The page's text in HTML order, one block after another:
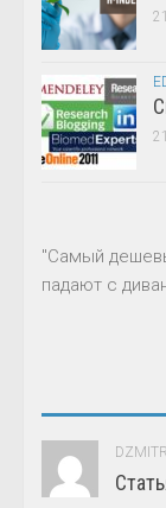
"Самый
падают с